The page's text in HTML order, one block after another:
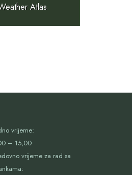
Atlas
vrijeme:
– 15,00
vrijeme za rad sa